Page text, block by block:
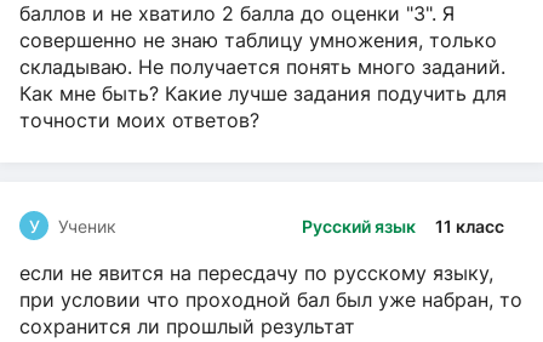
баллов и не хватило 2 балла до оценки "3". Я
совершенно не знаю таблицу умножения, только
складываю. Не получается понять много заданий.
Как мне быть? Какие лучше задания подучить для
точности моих ответов?
Русский язык 11 класс
У Ученик
если не явится на пересдачу по русскому языку,
при условии что проходной бал был уже набран, то
сохранится ли прошлый результат